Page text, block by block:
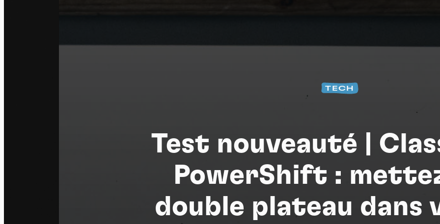
Test nouveauté |
PowerShift :
double plateau dans
TECH